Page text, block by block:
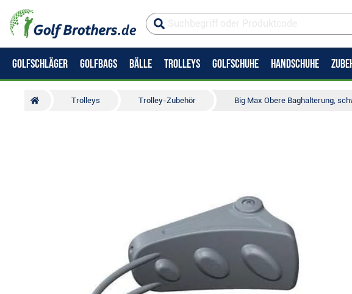
GOLFSCHLÄGER GOLFBAGS BÄLLE TROLLEYS GOLFSCHUHE HANDSCHUHE
Trolleys Trolley-Zubehör Big Max Obere Baghalterung,